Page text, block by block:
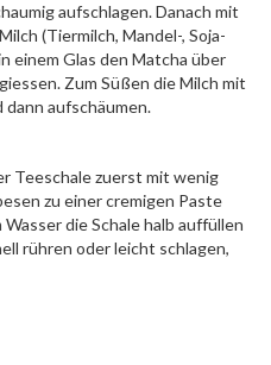
aufschlagen. Danach mit
(Tiermilch, Mandel-, Soja-
einem Glas den Matcha über
Zum Süßen die Milch mit
aufschäumen.
Teeschale zuerst mit wenig
zu einer cremigen Paste
die Schale halb auffüllen
rühren oder leicht schlagen,